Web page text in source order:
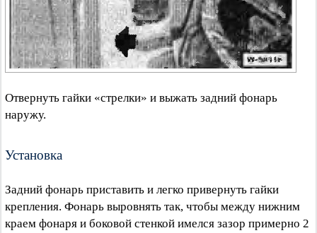
Отвернуть гайки «стрелки» и выжать задний фонарь
наружу.
Установка
Задний фонарь приставить и легко привернуть гайки
крепления. Фонарь выровнять так, чтобы между нижним
краем фонаря и боковой стенкой имелся зазор примерно 2